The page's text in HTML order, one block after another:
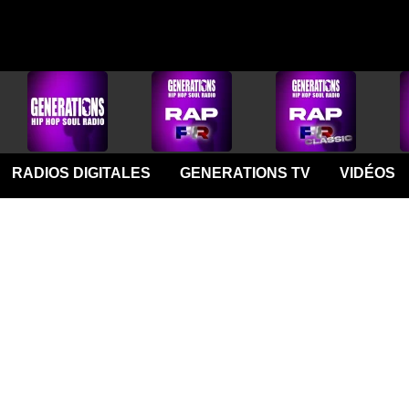
RADIOS DIGITALES GENERATIONS TV VIDÉOS